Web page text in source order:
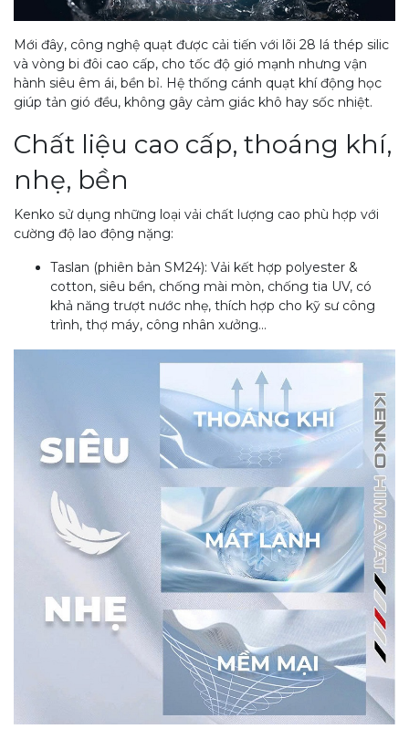
Mới đây, công nghệ quạt được cải tiến với lõi 28 lá thép silic
và vòng bi đôi cao cấp, cho tốc độ gió mạnh nhưng vận
hành siêu êm ái, bền bỉ. Hệ thống cánh quạt khí động học
giúp tản gió đều, không gây cảm giác khô hay sốc nhiệt.
Chất liệu cao cấp, thoáng khí,
nhẹ, bền
Kenko sử dụng những loại vải chất lượng cao phù hợp với
cường độ lao động nặng:
Taslan (phiên bản SM24): Vải kết hợp polyester &
cotton, siêu bền, chống mài mòn, chống tia UV, có
khả năng trượt nước nhẹ, thích hợp cho kỹ sư công
trình, thợ máy, công nhân xưởng…